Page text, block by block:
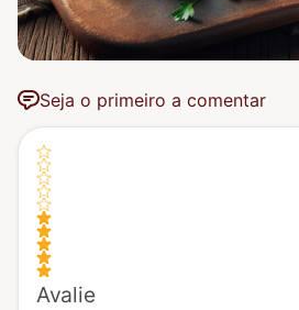
Seja o primeiro a comentar
Avalie